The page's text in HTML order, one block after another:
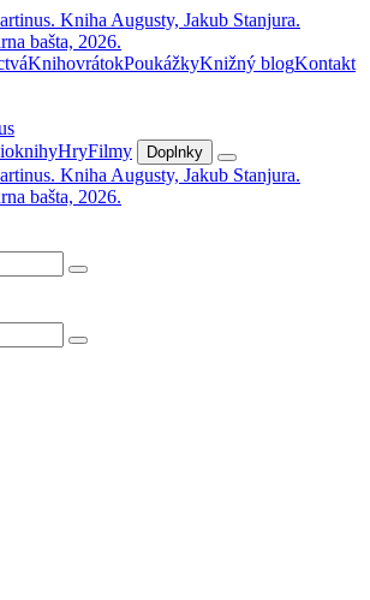
KnihovrátokPoukážkyKnižný blogKontakt
HryFilmy Doplnky